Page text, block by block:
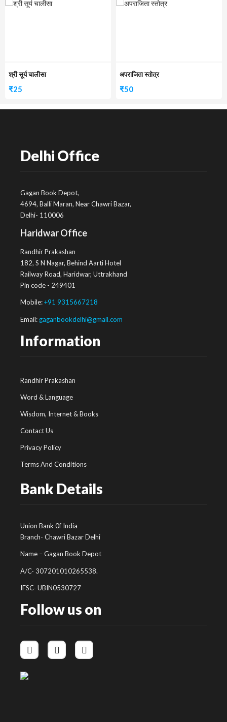
श्री सूर्य चालीसा
₹25
अपराजिता स्तोत्र
₹50
Delhi Office
Gagan Book Depot,
4694, Balli Maran, Near Chawri Bazar,
Delhi- 110006
Haridwar Office
Randhir Prakashan
182, S N Nagar, Behind Aarti Hotel
Railway Road, Haridwar, Uttrakhand
Pin code - 249401
Mobile:+91 9315667218
Email: gaganbookdelhi@gmail.com
Information
Randhir Prakashan
Word & Language
Wisdom, Internet & Books
Contact Us
Privacy Policy
Terms And Conditions
Bank Details
Union Bank 0f India
Branch- Chawri Bazar Delhi
Name – Gagan Book Depot
A/C- 307201010265538.
IFSC- UBIN0530727
Follow us on